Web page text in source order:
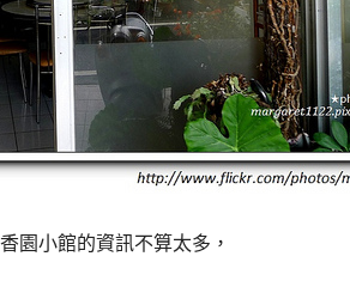
園小館的資訊不算太多，